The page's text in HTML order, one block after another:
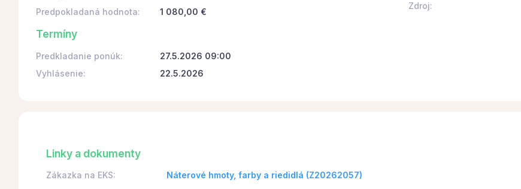
Predpokladaná hodnota:
1 080,00 €
Termíny
Predkladanie ponúk:
27.5.2026 09:00
Vyhlásenie:
22.5.2026
Zdroj:
Linky a dokumenty
Zákazka na EKS: Náterové hmoty, farby a riedidlá (Z20262057)